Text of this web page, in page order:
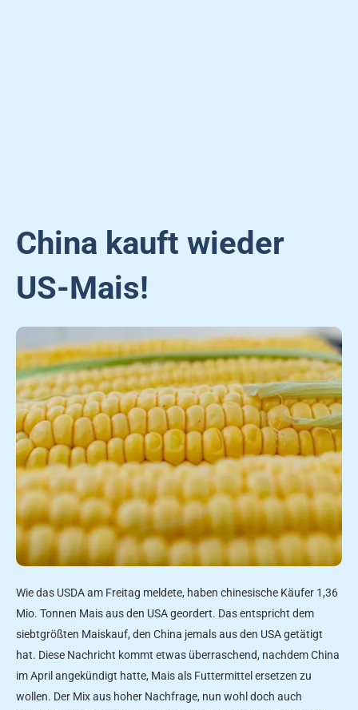
China kauft wieder
US-Mais!
Wie das USDA am Freitag meldete, haben chinesische Käufer 1,36
Mio. Tonnen Mais aus den USA geordert. Das entspricht dem
siebtgrößten Maiskauf, den China jemals aus den USA getätigt
hat. Diese Nachricht kommt etwas überraschend, nachdem China
im April angekündigt hatte, Mais als Futtermittel ersetzen zu
wollen. Der Mix aus hoher Nachfrage, nun wohl doch auch